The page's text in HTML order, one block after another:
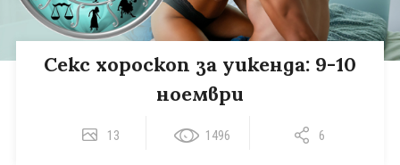
Секс хороскоп за уикенда: 9-10
ноември
13 1496 6